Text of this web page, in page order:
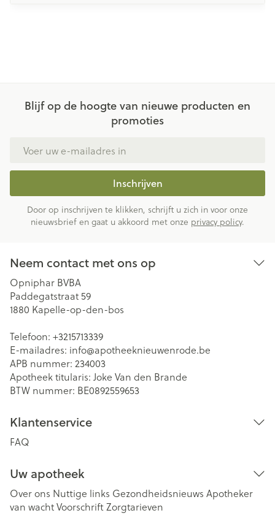
Blijf op de hoogte van nieuwe producten en
promoties
Inschrijven
Door op inschrijven te klikken, schrijft u zich in voor onze
nieuwsbrief en gaat u akkoord met onze privacy policy.
Neem contact met ons op
Opniphar BVBA
Paddegatstraat 59
1880 Kapelle-op-den-bos
Telefoon: +3215713339
E-mailadres: info@apotheeknieuwenrode.be
APB nummer: 234003
Apotheek titularis: Joke Van den Brande
BTW nummer: BE0892559653
Klantenservice
FAQ
Uw apotheek
Over ons Nuttige links Gezondheidsnieuws Apotheker
van wachtVoorschriftZorgtarieven